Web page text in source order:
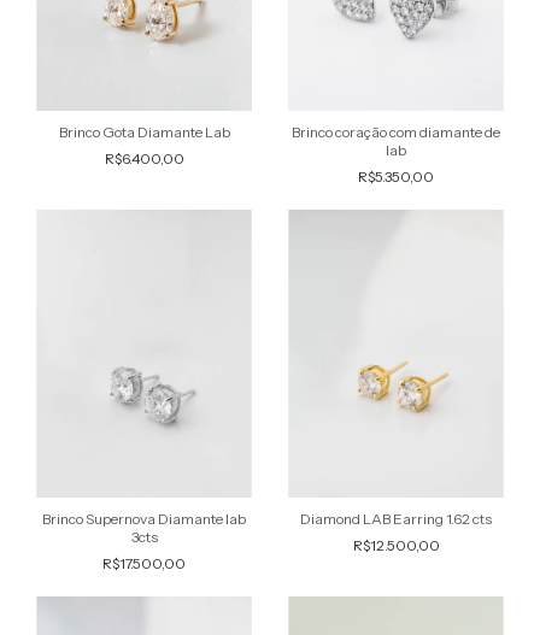
Brinco Gota Diamante Lab
R$6.400,00
Brinco coração com diamante de
lab
R$5.350,00
Brinco Supernova Diamante lab
3cts
R$17.500,00
Diamond LAB Earring 1.62 cts
R$12.500,00